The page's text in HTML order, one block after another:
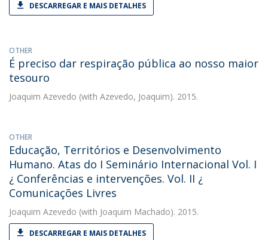
DESCARREGAR E MAIS DETALHES
OTHER
É preciso dar respiração pública ao nosso maior
tesouro
Joaquim Azevedo (with Azevedo, Joaquim). 2015.
OTHER
Educação, Territórios e Desenvolvimento
Humano. Atas do I Seminário Internacional Vol. I
¿ Conferências e intervenções. Vol. II ¿
Comunicações Livres
Joaquim Azevedo (with Joaquim Machado). 2015.
DESCARREGAR E MAIS DETALHES